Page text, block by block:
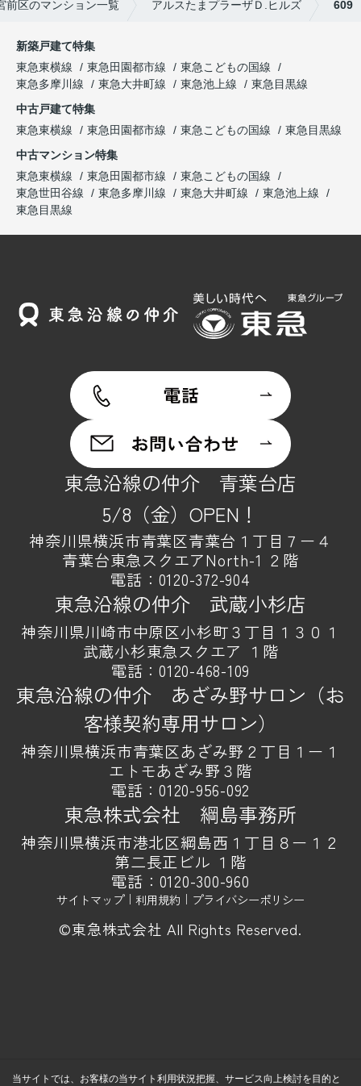
前区のマンション一覧 アルスたまプラーザＤ.ヒルズ 609
新築戸建て特集
東急東横線
東急田園都市線
東急こどもの国線
東急多摩川線
東急大井町線 東急池上線
東急目黒線
中古戸建て特集
東急東横線
東急田園都市線 東急こどもの国線
東急目黒線
中古マンション特集
東急東横線
東急田園都市線
東急こどもの国線
東急世田谷線
東急多摩川線 東急大井町線
東急池上線
東急目黒線
東急沿線の仲介 青葉台店
5/8（金）OPEN！
神奈川県横浜市青葉区青葉台１丁目７ー４
青葉台東急スクエアNorth-1 ２階
電話： 0120-372-904
東急沿線の仲介 武蔵小杉店
神奈川県川崎市中原区小杉町３丁目１３０１
武蔵小杉東急スクエア １階
電話：0120-468-109
東急沿線の仲介 あざみ野サロン（お
客様契約専用サロン）
神奈川県横浜市青葉区あざみ野２丁目１ー１
エトモあざみ野３階
電話：0120-956-092
東急株式会社 綱島事務所
神奈川県横浜市港北区綱島西１丁目８ー１２
第二長正ビル １階
電話： 0120-300-960
サイトマップ｜ 利用規約 ｜ プライバシーポリシー
©東急株式会社 All Rights Reserved.
当サイトでは、お客様の当サイト利用状況把握、サービス向上検討を目的と